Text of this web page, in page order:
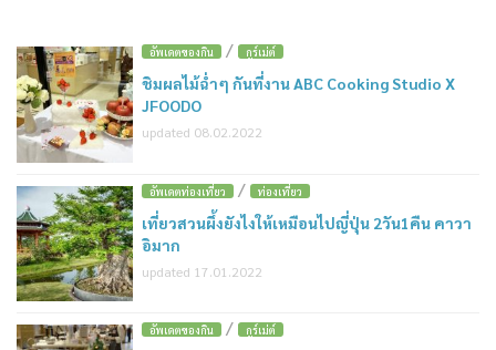
อัพเดตของกิน / กูร์เม่ต์
ชิมผลไม้ฉ่ำๆ กันที่งาน ABC Cooking Studio X
JFOODO
updated 08.02.2022
อัพเดตท่องเที่ยว / ท่องเที่ยว
เที่ยวสวนผึ้งยังไงให้เหมือนไปญี่ปุ่น 2วัน1คืน คาวา
อิมาก
updated 17.01.2022
อัพเดตของกิน / กูร์เม่ต์